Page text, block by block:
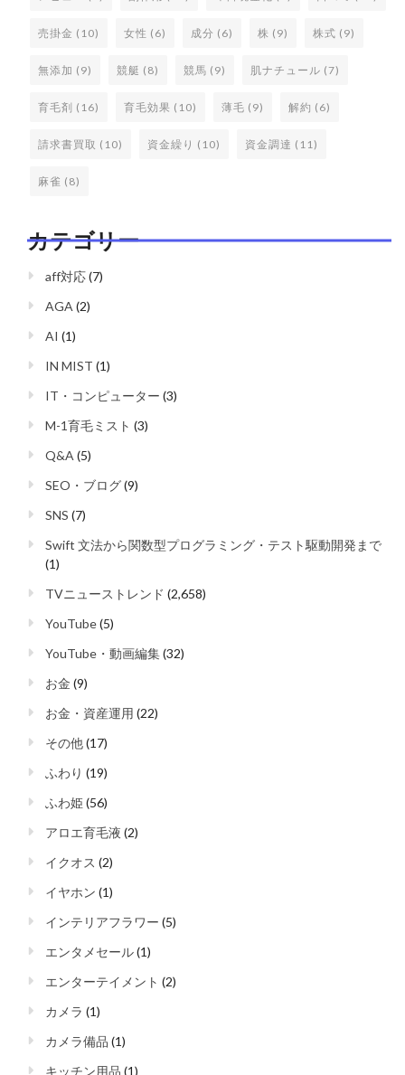
売掛金 (10) 女性 (6) 成分 (6) 株 (9) 株式 (9)
無添加 (9) 競艇 (8) 競馬 (9) 肌ナチュール (7)
育毛剤 (16) 育毛効果 (10) 薄毛 (9) 解約 (6)
請求書買取 (10) 資金繰り (10) 資金調達 (11)
麻雀 (8)
カテゴリー
aff対応(7)
AGA(2)
AI (1)
IN MIST (1)
IT・コンピューター (3)
M-1育毛ミスト (3)
Q&A(5)
SEO・ブログ(9)
SNS (7)
Swift 文法から関数型プログラミング・テスト駆動開発まで
(1)
TVニューストレンド (2,658)
YouTube(5)
YouTube・動画編集(32)
お金 (9)
お金・資産運用 (22)
その他(17)
ふわり (19)
ふわ姫 (56)
アロエ育毛液 (2)
イクオス (2)
イヤホン (1)
インテリアフラワー (5)
エンタメセール(1)
エンターテイメント (2)
カメラ (1)
カメラ備品 (1)
キッチン用品 (1)